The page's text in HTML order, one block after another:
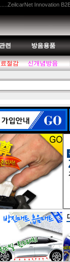
Innovation
련 방음용품
절감 신개념방음